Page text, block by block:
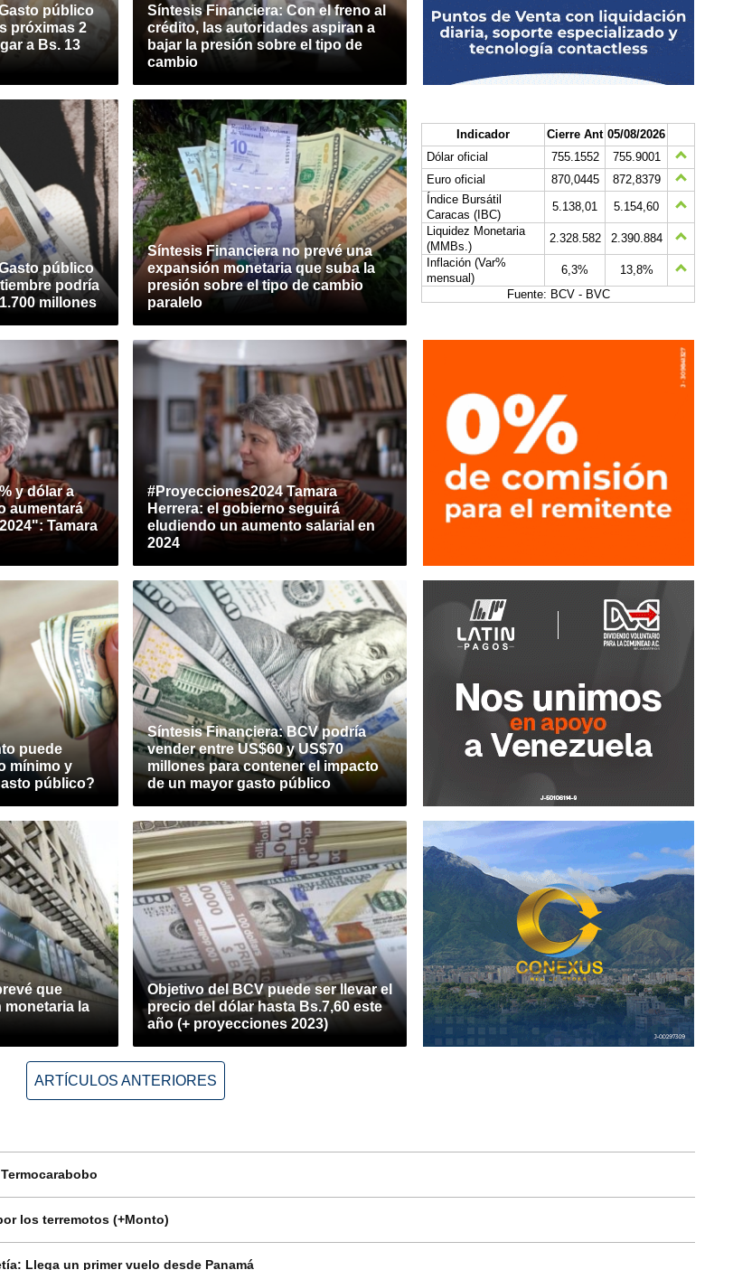
público
próximas 2
a Bs. 13
Síntesis Financiera: Con el freno al
crédito, las autoridades aspiran a
bajar la presión sobre el tipo de
cambio
público
podría
millones
Síntesis Financiera no prevé una
expansión monetaria que suba la
presión sobre el tipo de cambio
paralelo
y dólar a
aumentará
Tamara
#Proyecciones2024 Tamara
Herrera: el gobierno seguirá
eludiendo un aumento salarial en
2024
puede
mínimo y
público?
Síntesis Financiera: BCV podría
vender entre US$60 y US$70
millones para contener el impacto
de un mayor gasto público
que
monetaria la
Objetivo del BCV puede ser llevar el
precio del dólar hasta Bs.7,60 este
año (+ proyecciones 2023)
Indicador Cierre Ant 05/08/2026
Dólar oficial
755.1552
755.9001
Euro oficial
870,0445
872,8379
Índice Bursátil
Caracas (IBC)
5.138,01
5.154,60
Liquidez Monetaria
(MMBs.)
2.328.582
2.390.884
Inflación (Var%
mensual)
6,3%
13,8%
Fuente: BCV - BVC
ARTÍCULOS ANTERIORES
los terremotos (+Monto)
Llega un primer vuelo desde Panamá